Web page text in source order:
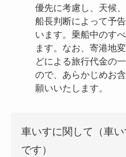
優先に考慮し、天候
船長判断によって予
います。乗船中のす
ます。なお、寄港地
どによる旅行代金の
ので、あらかじめお
願いいたします。
車いすに関して（車
です）